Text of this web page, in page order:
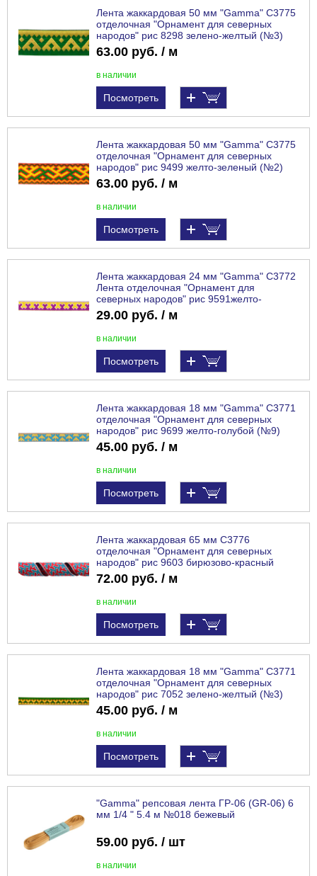
Лента жаккардовая 50 мм "Gamma" С3775
отделочная "Орнамент для северных
народов" рис 8298 зелено-желтый (№3)
63.00 руб. / м
в наличии
Посмотреть
Лента жаккардовая 50 мм "Gamma" С3775
отделочная "Орнамент для северных
народов" рис 9499 желто-зеленый (№2)
63.00 руб. / м
в наличии
Посмотреть
Лента жаккардовая 24 мм "Gamma" С3772
Лента отделочная "Орнамент для
северных народов" рис 9591желто-
сиреневый (№11)
29.00 руб. / м
в наличии
Посмотреть
Лента жаккардовая 18 мм "Gamma" С3771
отделочная "Орнамент для северных
народов" рис 9699 желто-голубой (№9)
45.00 руб. / м
в наличии
Посмотреть
Лента жаккардовая 65 мм С3776
отделочная "Орнамент для северных
народов" рис 9603 бирюзово-красный
(№11)
72.00 руб. / м
в наличии
Посмотреть
Лента жаккардовая 18 мм "Gamma" С3771
отделочная "Орнамент для северных
народов" рис 7052 зелено-желтый (№3)
45.00 руб. / м
в наличии
Посмотреть
"Gamma" репсовая лента ГР-06 (GR-06) 6
мм 1/4 " 5.4 м №018 бежевый
59.00 руб. / шт
в наличии